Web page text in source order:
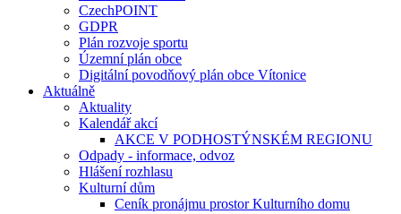
CzechPOINT
GDPR
Plán rozvoje sportu
Územní plán obce
Digitální povodňový plán obce Vítonice
Aktuálně
Aktuality
Kalendář akcí
AKCE V PODHOSTÝNSKÉM REGIONU
Odpady - informace, odvoz
Hlášení rozhlasu
Kulturní dům
Ceník pronájmu prostor Kulturního domu